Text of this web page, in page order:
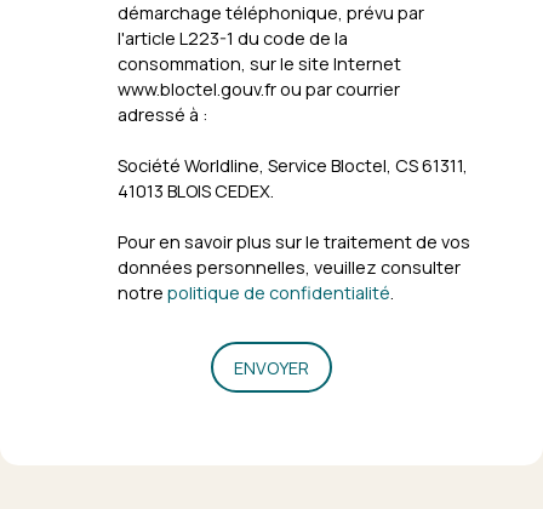
démarchage téléphonique, prévu par
l'article L223-1 du code de la
consommation, sur le site Internet
www.bloctel.gouv.fr ou par courrier
adressé à :
Société Worldline, Service Bloctel, CS 61311,
41013 BLOIS CEDEX.
Pour en savoir plus sur le traitement de vos
données personnelles, veuillez consulter
notre politique de confidentialité.
ENVOYER